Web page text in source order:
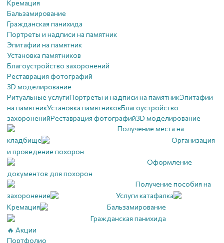
Кремация
Бальзамирование
Гражданская панихида
Портреты и надписи на памятник
Эпитафии на памятник
Установка памятников
Благоустройство захоронений
Реставрация фотографий
3D моделирование
Ритуальные услугиПортреты и надписи на памятникЭпитафии
на памятникУстановка памятниковБлагоустройство
захороненийРеставрация фотографий3D моделирование
Получение места на
кладбище
Организация
и проведение похорон
Оформление
документов для похорон
Получение пособия на
захоронение
Услуги катафалка
Кремация
Бальзамирование
Гражданская панихида
🔥 Акции
Портфолио